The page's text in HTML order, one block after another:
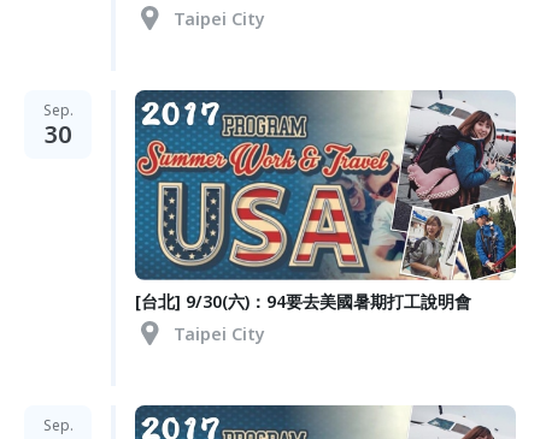
Taipei City
Sep.
30
[台北] 9/30(六)：94要去美國暑期打工說明會
Taipei City
Sep.